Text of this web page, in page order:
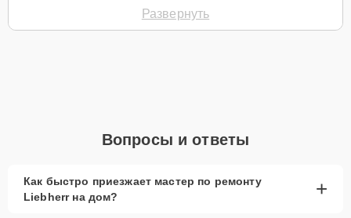
Для ремонта морозильной камеры модели GP 1456 предлагаются
активное использование устройства дольше
запчастей.
При наличии планов в скором времени заменить
Развернуть
Вопросы и ответы
Как быстро приезжает мастер по ремонту
Liebherr на дом?
+